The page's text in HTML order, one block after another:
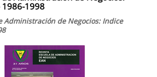
1998
Administración de Negocios: Indice